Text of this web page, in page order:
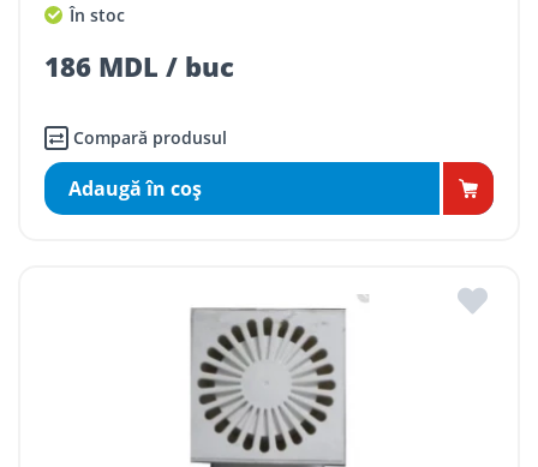
În stoc
186 MDL / buc
Compară produsul
Adaugă în coş